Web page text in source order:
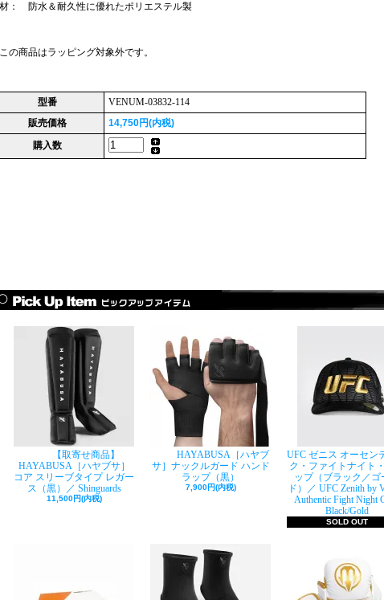
： 防水＆耐久性に優れたポリエステル製
の商品はラッピング対象外です。
型番
VENUM-03832-114
販売価格
14,750円(内税)
購入数
【取寄せ商品】
HAYABUSA［ハヤブサ］
コア スリーブタイプ レガー
ス（黒）／ Shinguards
11,500円(内税)
HAYABUSA［ハヤブ
サ］ナックルガード ハンド
ラップ（黒）
7,900円(内税)
UFC ゼニス オーセン
ク・ファイトナイト
ップ（ブラック／ゴ
ド）／ UFC Zenith by
Authentic Fight Night
Black/Gold
SOLD OUT